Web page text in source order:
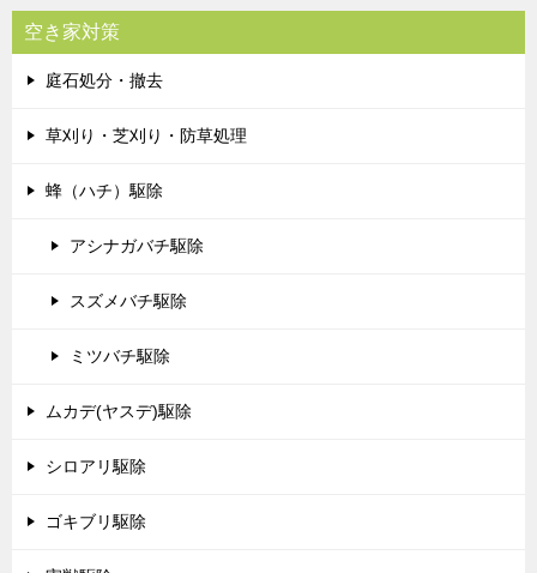
空き家対策
庭石処分・撤去
草刈り・芝刈り・防草処理
蜂（ハチ）駆除
アシナガバチ駆除
スズメバチ駆除
ミツバチ駆除
ムカデ(ヤスデ)駆除
シロアリ駆除
ゴキブリ駆除